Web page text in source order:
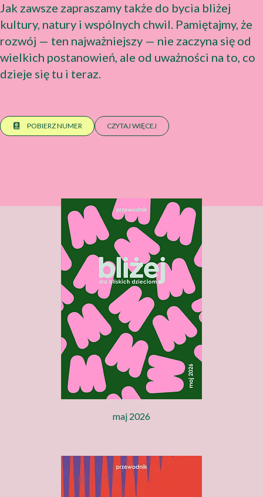
Jak zawsze zapraszamy także do bycia bliżej
kultury, natury i wspólnych chwil. Pamiętajmy, że
rozwój — ten najważniejszy — nie zaczyna się od
wielkich postanowień, ale od uważności na to, co
dzieje się tu i teraz.
POBIERZ NUMER CZYTAJ WIĘCEJ
maj 2026